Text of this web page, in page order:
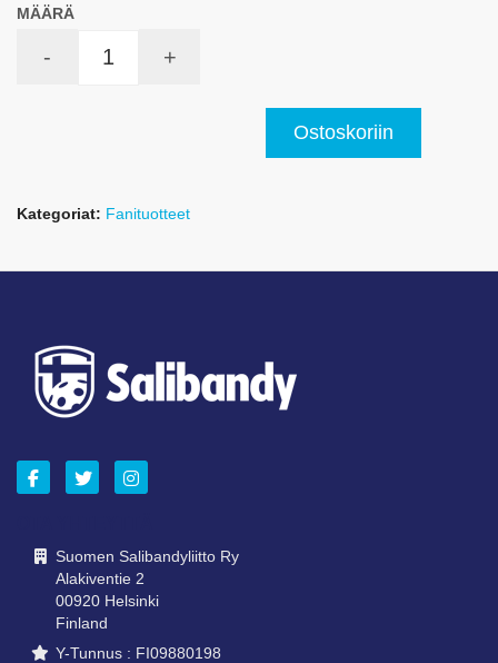
MÄÄRÄ
- +
Ostoskoriin
Kategoriat: Fanituotteet
Suomen Salibandyliitto Ry
Alakiventie 2
00920 Helsinki
Finland
Y-Tunnus : FI09880198